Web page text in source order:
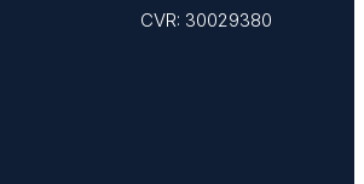
CVR: 30029380